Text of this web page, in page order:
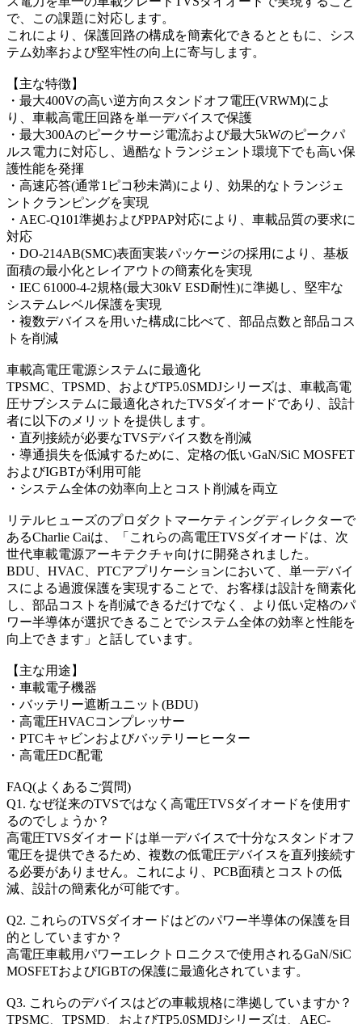
で、この課題に対応します。
これにより、保護回路の構成を簡素化できるとともに、シス
テム効率および堅牢性の向上に寄与します。
【主な特徴】
・最大400Vの高い逆方向スタンドオフ電圧(VRWM)によ
り、車載高電圧回路を単一デバイスで保護
・最大300Aのピークサージ電流および最大5kWのピークパ
ルス電力に対応し、過酷なトランジェント環境下でも高い保
護性能を発揮
・高速応答(通常1ピコ秒未満)により、効果的なトランジェ
ントクランピングを実現
・AEC-Q101準拠およびPPAP対応により、車載品質の要求に
対応
・DO-214AB(SMC)表面実装パッケージの採用により、基板
面積の最小化とレイアウトの簡素化を実現
・IEC 61000-4-2規格(最大30kV ESD耐性)に準拠し、堅牢な
システムレベル保護を実現
・複数デバイスを用いた構成に比べて、部品点数と部品コス
トを削減
車載高電圧電源システムに最適化
TPSMC、TPSMD、およびTP5.0SMDJシリーズは、車載高電
圧サブシステムに最適化されたTVSダイオードであり、設計
者に以下のメリットを提供します。
・直列接続が必要なTVSデバイス数を削減
・導通損失を低減するために、定格の低いGaN/SiC MOSFET
およびIGBTが利用可能
・システム全体の効率向上とコスト削減を両立
リテルヒューズのプロダクトマーケティングディレクターで
あるCharlie Caiは、「これらの高電圧TVSダイオードは、次
世代車載電源アーキテクチャ向けに開発されました。
BDU、HVAC、PTCアプリケーションにおいて、単一デバイ
スによる過渡保護を実現することで、お客様は設計を簡素化
し、部品コストを削減できるだけでなく、より低い定格のパ
ワー半導体が選択できることでシステム全体の効率と性能を
向上できます」と話しています。
【主な用途】
・車載電子機器
・バッテリー遮断ユニット(BDU)
・高電圧HVACコンプレッサー
・PTCキャビンおよびバッテリーヒーター
・高電圧DC配電
FAQ(よくあるご質問)
Q1. なぜ従来のTVSではなく高電圧TVSダイオードを使用す
るのでしょうか？
高電圧TVSダイオードは単一デバイスで十分なスタンドオフ
電圧を提供できるため、複数の低電圧デバイスを直列接続す
る必要がありません。これにより、PCB面積とコストの低
減、設計の簡素化が可能です。
Q2. これらのTVSダイオードはどのパワー半導体の保護を目
的としていますか？
高電圧車載用パワーエレクトロニクスで使用されるGaN/SiC
MOSFETおよびIGBTの保護に最適化されています。
Q3. これらのデバイスはどの車載規格に準拠していますか？
TPSMC、TPSMD、およびTP5.0SMDJシリーズは、AEC-